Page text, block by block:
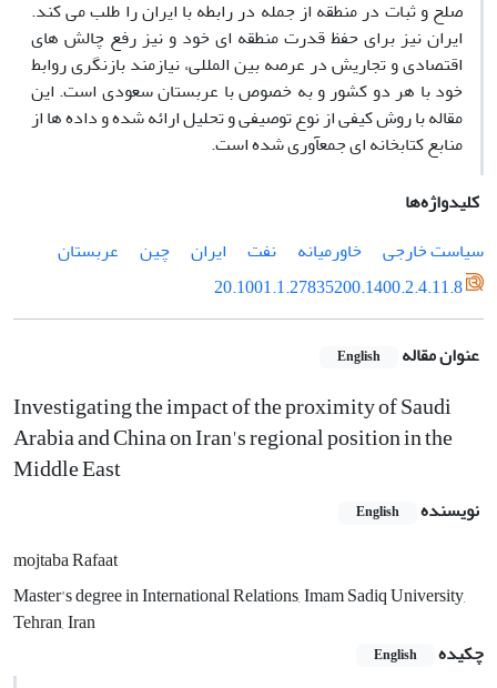
صلح و ثبات در منطقه از جمله در رابطه با ایران را طلب می‏ کند.
ایران نیز برای حفظ قدرت منطقه‏ ای خود و نیز رفع چالش‏ های
اقتصادی و تجاریش در عرصه بین‏ المللی، نیازمند بازنگری روابط
خود با هر دو کشور و به خصوص با عربستان سعودی است. این
مقاله با روش کیفی از نوع توصیفی و تحلیل ارائه شده و داده ‏ها از
منابع کتابخانه‏ ای جمع‏آوری شده است.
کلیدواژه‌ها
سیاست خارجی
خاورمیانه نفت ایران چین
عربستان
20.1001.1.27835200.1400.2.4.11.8
عنوان مقاله English
Investigating the impact of the proximity of Saudi
Arabia and China on Iran's regional position in the
Middle East
نویسنده English
mojtaba Rafaat
Master's degree in International Relations, Imam Sadiq University,
Tehran, Iran
چکیده
English